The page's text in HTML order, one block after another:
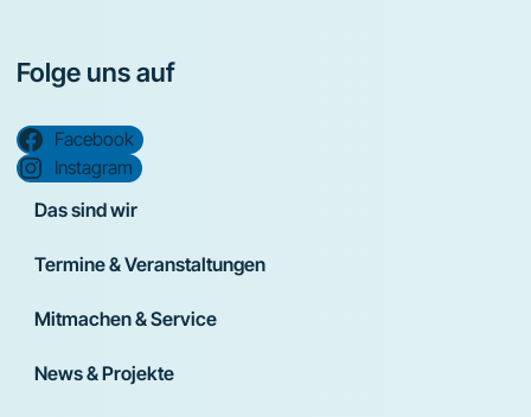
Folge uns auf
Facebook
Instagram
Das sind wir
Termine & Veranstaltungen
Mitmachen & Service
News & Projekte